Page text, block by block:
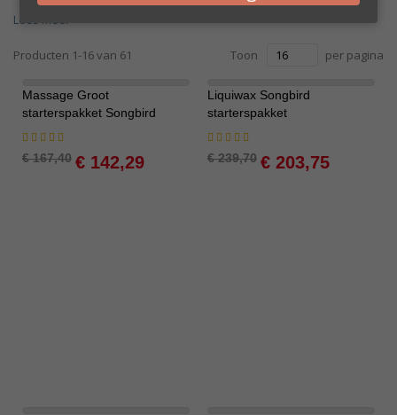
Lees meer
Producten 1-16van 61 Toon per pagina
Massage Groot
starterspakket Songbird
Waardering:
€ 167,40 Special
Price
€ 142,29
Liquiwax Songbird
starterspakket
Waardering:
€ 239,70 Special
Price
€ 203,75